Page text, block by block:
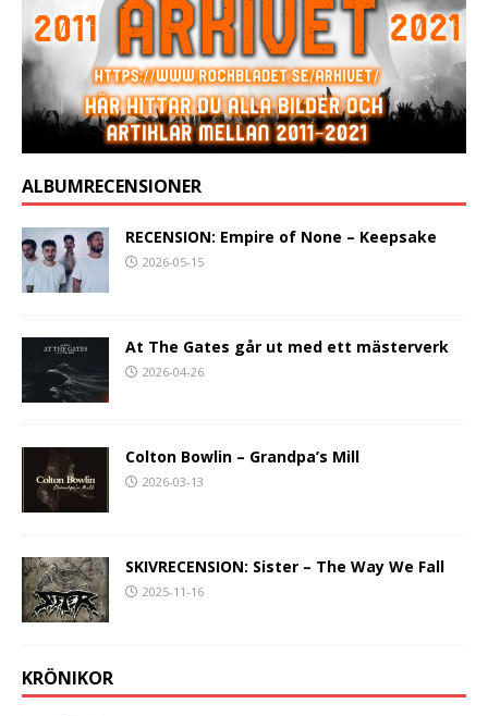
ALBUMRECENSIONER
RECENSION: Empire of None – Keepsake
2026-05-15
At The Gates går ut med ett mästerverk
2026-04-26
Colton Bowlin – Grandpa’s Mill
2026-03-13
SKIVRECENSION: Sister – The Way We Fall
2025-11-16
KRÖNIKOR